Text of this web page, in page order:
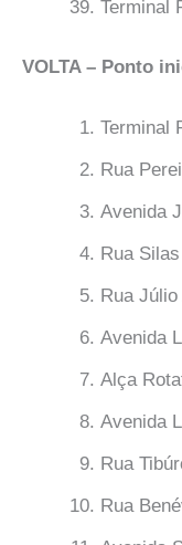
Terminal
VOLTA – Ponto
Terminal
Rua
Avenida
Rua
Rua Júlio
Avenida
Alça
Avenida
Rua
Rua